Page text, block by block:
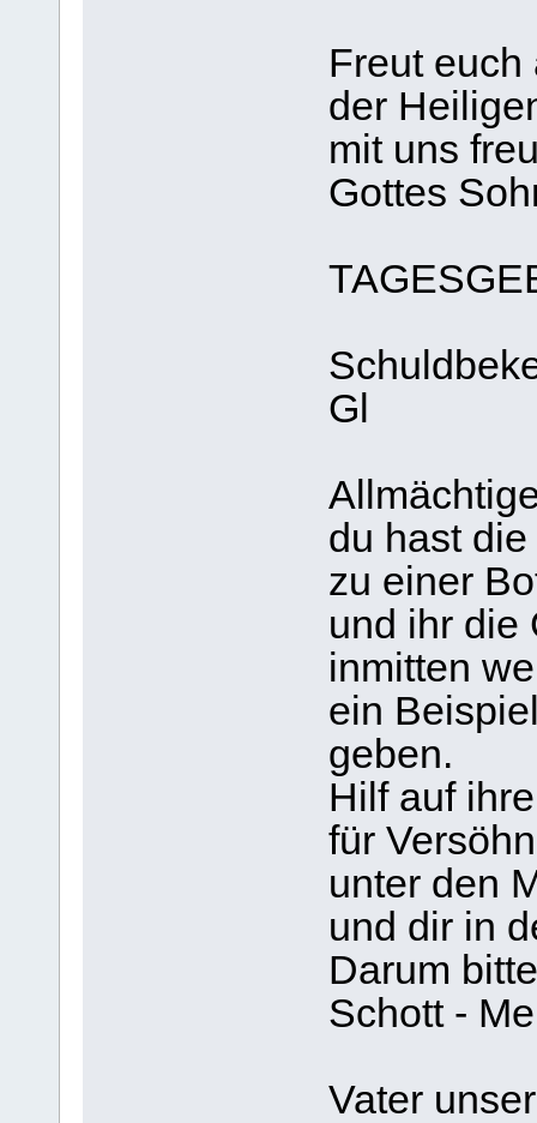
Freut
der
mit uns
Gottes
Gl
du hast
zu einer
und ihr die
inmitten
ein
geben.
Hilf auf
für
unter den
und dir in
Darum
Schott -
Vater